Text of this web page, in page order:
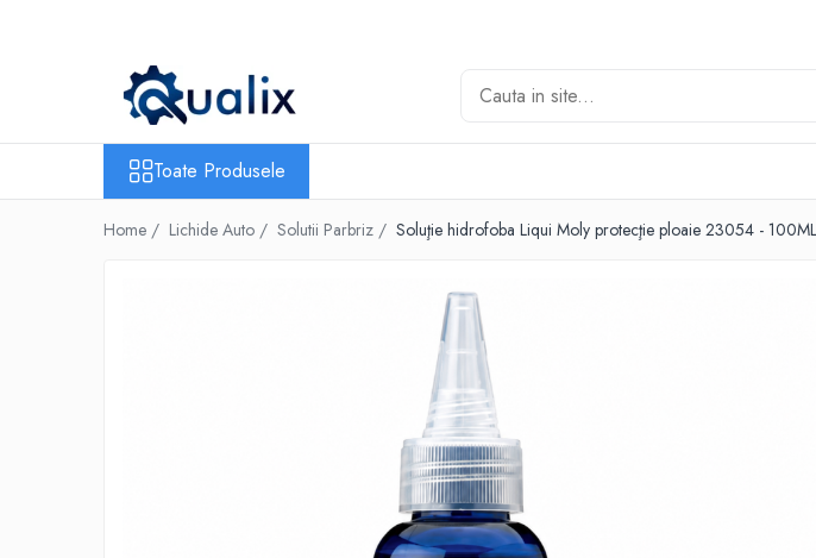
Toate Produsele
Antigel
Solutii Parbriz
Toate Produsele
Home / Lichide Auto / Solutii Parbriz / Soluţie hidrofoba Liqui Moly protecţie ploaie 23054 - 100ML